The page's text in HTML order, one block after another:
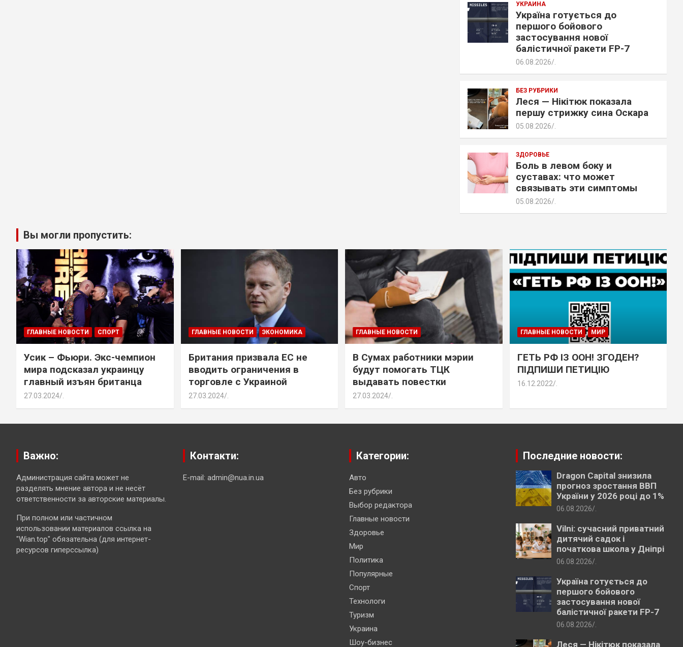
УКРАИНА
Україна готується до
першого бойового
застосування нової
балістичної ракети FP-7
06.08.2026
БЕЗ РУБРИКИ
Леся — Нікітюк показала
першу стрижку сина Оскара
05.08.2026
ЗДОРОВЬЕ
Боль в левом боку и
суставах: что может
связывать эти симптомы
05.08.2026
Вы могли пропустить:
ГЛАВНЫЕ НОВОСТИ СПОРТ
Усик – Фьюри. Экс-чемпион
мира подсказал украинцу
главный изъян британца
27.03.2024
ГЛАВНЫЕ НОВОСТИ ЭКОНОМИКА
Британия призвала ЕС не
вводить ограничения в
торговле с Украиной
27.03.2024
ГЛАВНЫЕ НОВОСТИ
В Сумах работники мэрии
будут помогать ТЦК
выдавать повестки
27.03.2024
ГЛАВНЫЕ НОВОСТИ МИР
ГЕТЬ РФ ІЗ ООН! ЗГОДЕН?
ПІДПИШИ ПЕТИЦІЮ
16.12.2022
Важно:
Администрация сайта может не
разделять мнение автора и не несёт
ответственности за авторские материалы.
При полном или частичном
использовании материалов ссылка на
"Wian.top" обязательна (для интернет-
ресурсов гиперссылка)
Контакти:
E-mail: admin@nua.in.ua
Категории:
Авто
Без рубрики
Выбор редактора
Главные новости
Здоровье
Мир
Политика
Популярные
Спорт
Технологи
Туризм
Украина
Шоу-бизнес
Последние новости:
Dragon Capital знизила
прогноз зростання ВВП
України у 2026 році до 1%
06.08.2026
Vilni: сучасний приватний
дитячий садок і
початкова школа у Дніпрі
06.08.2026
Україна готується до
першого бойового
застосування нової
балістичної ракети FP-7
06.08.2026
Леся — Нікітюк показала